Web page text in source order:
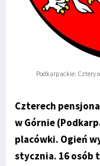
Podkarpackie: Cztery
Czterech
w Górnie
placówki. Ogień
stycznia. 16 osób